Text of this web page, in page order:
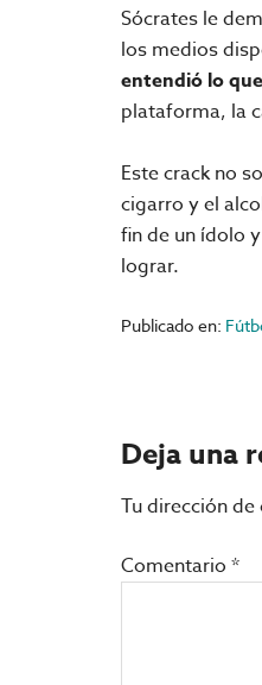
Sócrates le
los medios
entendió lo que
plataforma, la
Este crack no
cigarro y el
fin de un ídolo
lograr.
Publicado en:
con
los
lectores
Deja una
Tu dirección
Comentario *